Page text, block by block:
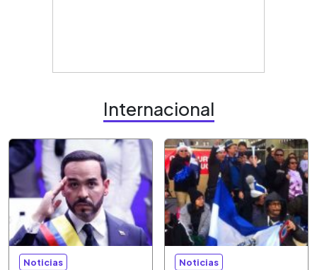
Internacional
Noticias Noticias